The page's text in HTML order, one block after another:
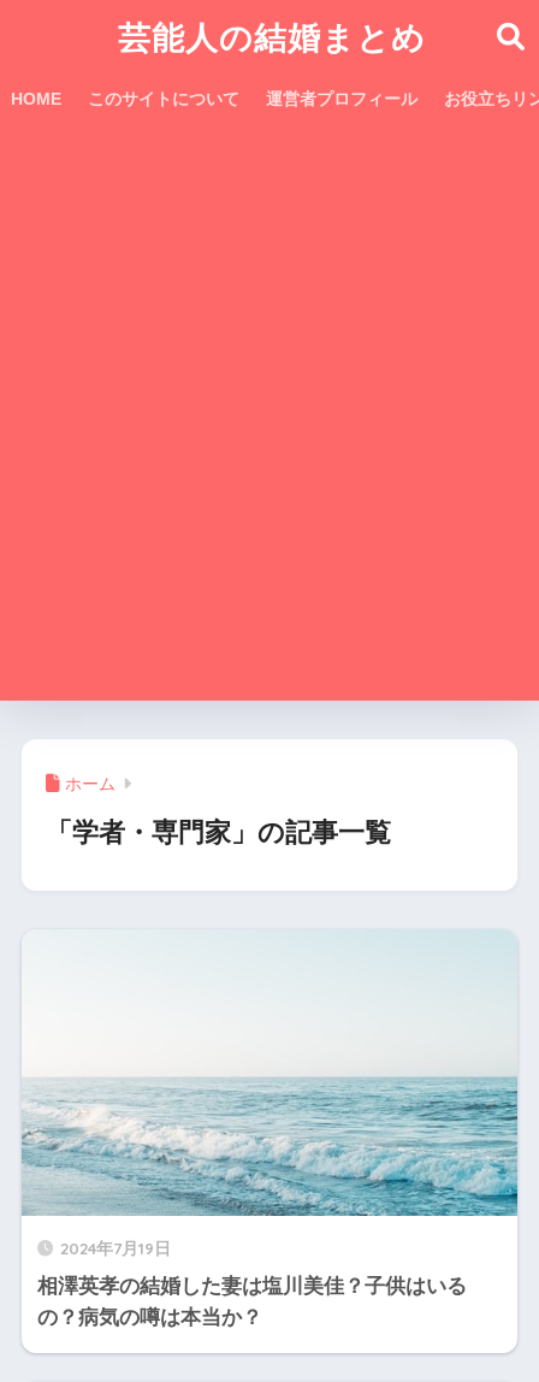
芸能人の結婚まとめ
HOME このサイトについて 運営者プロフィール お役立ちリ
ホーム
「学者・専門家」の記事一覧
2024年7月19日
相澤英孝の結婚した妻は塩川美佳？子供はいる
の？病気の噂は本当か？